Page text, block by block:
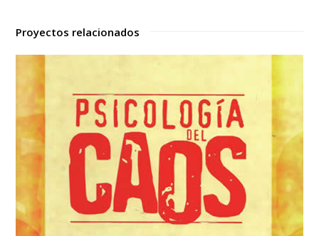
Proyectos relacionados